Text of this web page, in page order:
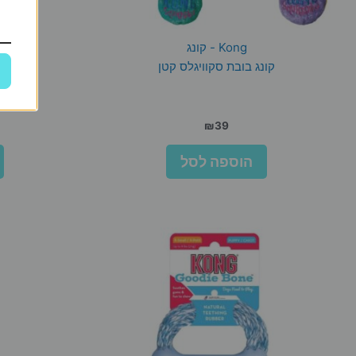
Kong - קונג
קונג בובת סקוויגלס קטן
₪39
הוספה לסל